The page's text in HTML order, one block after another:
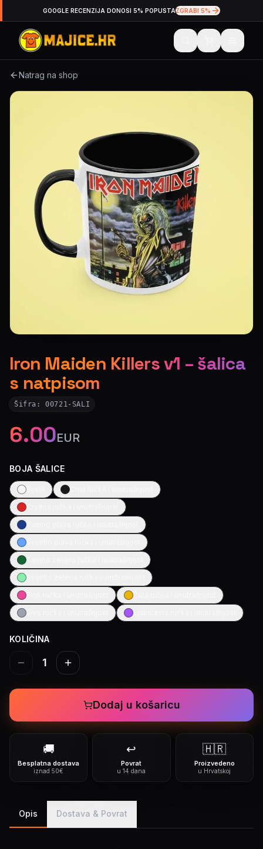
GOOGLE RECENZIJA DONOSI 5% POPUSTAZGRABI 5%
Natrag na shop
Iron Maiden Killers v1 – šalica
s natpisom
Šifra:00721-SALI
6.00EUR
BOJA ŠALICE
KOLIČINA
1
Dodaj u košaricu
🚚
Besplatna dostava
iznad 50€
↩️
Povrat
u 14 dana
🇭🇷
Proizvedeno
u Hrvatskoj
Opis Dostava & Povrat